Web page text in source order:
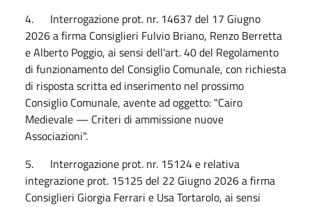
4. Interrogazione prot. nr. 14637 del 17 Giugno
2026 a firma Consiglieri Fulvio Briano, Renzo Berretta
e Alberto Poggio, ai sensi dell'art. 40 del Regolamento
di funzionamento del Consiglio Comunale, con richiesta
di risposta scritta ed inserimento nel prossimo
Consiglio Comunale, avente ad oggetto: "Cairo
Medievale — Criteri di ammissione nuove
Associazioni".
5. Interrogazione prot. nr. 15124 e relativa
integrazione prot. 15125 del 22 Giugno 2026 a firma
Consiglieri Giorgia Ferrari e Usa Tortarolo, ai sensi